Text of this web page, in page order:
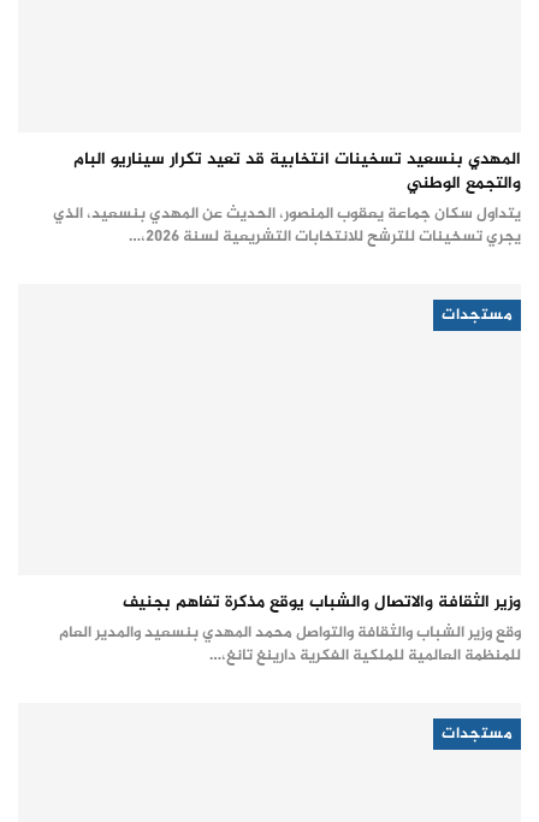
المهدي بنسعيد تسخينات انتخابية قد تعيد تكرار سيناريو البام
والتجمع الوطني
يتداول سكان جماعة يعقوب المنصور، الحديث عن المهدي بنسعيد، الذي
يجري تسخينات للترشح للانتخابات التشريعية لسنة 2026،…
مستجدات
وزير الثقافة والاتصال والشباب يوقع مذكرة تفاهم بجنيف
وقع وزير الشباب والثقافة والتواصل محمد المهدي بنسعيد والمدير العام
للمنظمة العالمية للملكية الفكرية دارينغ تانغ،…
مستجدات